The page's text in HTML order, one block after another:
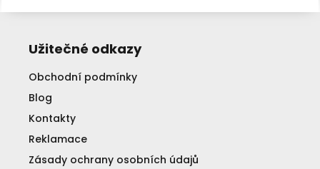
Užitečné odkazy
Obchodní podmínky
Blog
Kontakty
Reklamace
Zásady ochrany osobních údajů